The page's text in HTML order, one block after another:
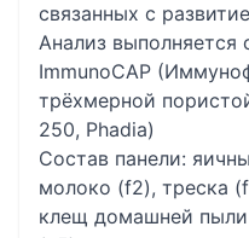
связанных с
Анализ
ImmunoCAP
трёхмерной
250, Phadia)
Состав панели:
молоко (f2), треска
клещ домашней пыли